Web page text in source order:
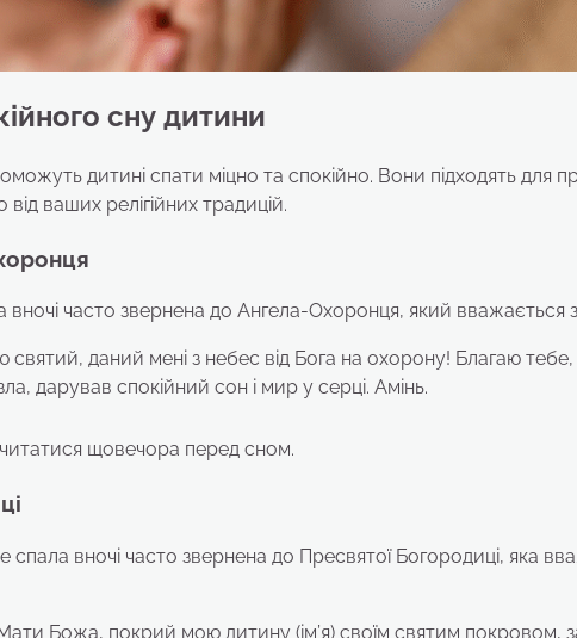
сну дитини
дитині спати міцно та спокійно. Вони підходять для
ваших релігійних традицій.
часто звернена до Ангела-Охоронця, який вважається
даний мені з небес від Бога на охорону! Благаю тебе,
дарував спокійний сон і мир у серці. Амінь.
щовечора перед сном.
вночі часто звернена до Пресвятої Богородиці, яка
Божа, покрий мою дитину (ім’я) своїм святим покровом,